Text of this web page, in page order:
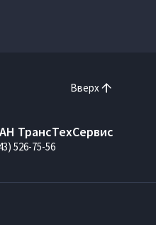
Вверх
ТрансТехСервис
526-75-56